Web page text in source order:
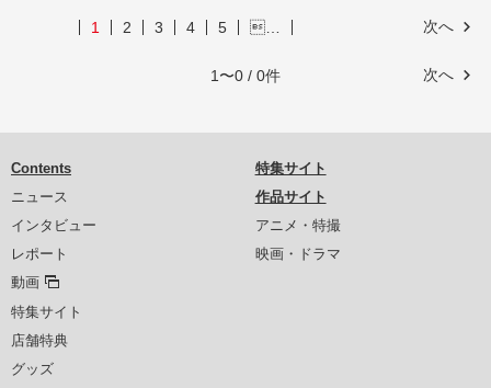
次へ
1 2 3 4 5 …
次へ
1〜0 / 0件
Contents
ニュース
インタビュー
レポート
動画
特集サイト
店舗特典
グッズ
特集サイト
作品サイト
アニメ・特撮
映画・ドラマ